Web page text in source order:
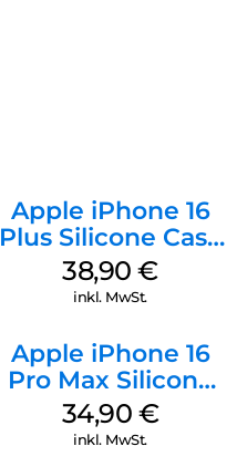
Apple iPhone 16
Plus Silicone Case
MagSafe Denim
38,90€
inkl. MwSt.
Apple iPhone 16
Pro Max Silicone
Case MagSafe
Denim
34,90 €
inkl. MwSt.